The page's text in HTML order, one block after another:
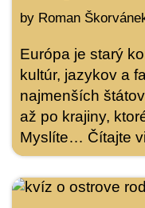
by Roman
Európa je starý
kultúr, jazykov a
najmenších
až po krajiny,
Myslíte… Čítajte